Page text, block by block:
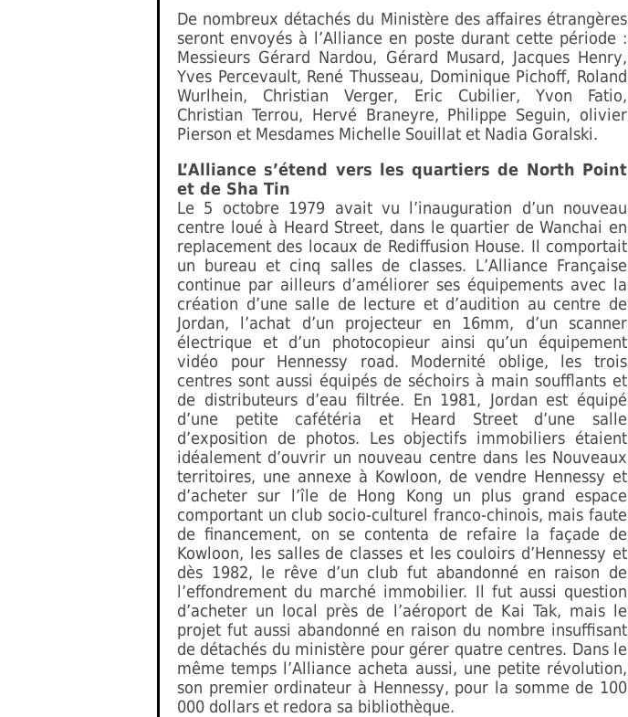
De nombreux détachés du Ministère des affaires étrangères
seront envoyés à l’Alliance en poste durant cette période :
Messieurs Gérard Nardou, Gérard Musard, Jacques Henry,
Yves Percevault, René Thusseau, Dominique Pichoff, Roland
Wurlhein, Christian Verger, Eric Cubilier, Yvon Fatio,
Christian Terrou, Hervé Braneyre, Philippe Seguin, olivier
Pierson et Mesdames Michelle Souillat et Nadia Goralski.
L’Alliance s’étend vers les quartiers de North Point
et de Sha Tin
Le 5 octobre 1979 avait vu l’inauguration d’un nouveau
centre loué à Heard Street, dans le quartier de Wanchai en
replacement des locaux de Rediffusion House. Il comportait
un bureau et cinq salles de classes. L’Alliance Française
continue par ailleurs d’améliorer ses équipements avec la
création d’une salle de lecture et d’audition au centre de
Jordan, l’achat d’un projecteur en 16mm, d’un scanner
électrique et d’un photocopieur ainsi qu’un équipement
vidéo pour Hennessy road. Modernité oblige, les trois
centres sont aussi équipés de séchoirs à main soufflants et
de distributeurs d’eau filtrée. En 1981, Jordan est équipé
d’une petite cafétéria et Heard Street d’une salle
d’exposition de photos. Les objectifs immobiliers étaient
idéalement d’ouvrir un nouveau centre dans les Nouveaux
territoires, une annexe à Kowloon, de vendre Hennessy et
d’acheter sur l’île de Hong Kong un plus grand espace
comportant un club socio-culturel franco-chinois, mais faute
de financement, on se contenta de refaire la façade de
Kowloon, les salles de classes et les couloirs d’Hennessy et
dès 1982, le rêve d’un club fut abandonné en raison de
l’effondrement du marché immobilier. Il fut aussi question
d’acheter un local près de l’aéroport de Kai Tak, mais le
projet fut aussi abandonné en raison du nombre insuffisant
de détachés du ministère pour gérer quatre centres. Dans le
même temps l’Alliance acheta aussi, une petite révolution,
son premier ordinateur à Hennessy, pour la somme de 100
000 dollars et redora sa bibliothèque.